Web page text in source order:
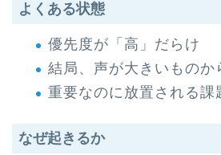
よくある状態
優先度が「高」だらけ
結局、声が大きいものか
重要なのに放置される課
なぜ起きるか